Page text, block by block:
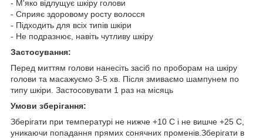
- М'яко відлущує шкіру голови
- Сприяє здоровому росту волосся
- Підходить для всіх типів шкіри
- Не подразнює, навіть чутливу шкіру
Застосування:
Перед миттям голови нанесіть засіб по проборам на шкіру
голови та масажуємо 3-5 хв. Після змиваємо шампунем по
типу шкіри. Застосовувати 1 раз на місяць
Умови зберігання:
Зберігати при температурі не нижче +10 С і не вишче +25 С,
уникаючи попадання прямих сонячних променів.Зберігати в